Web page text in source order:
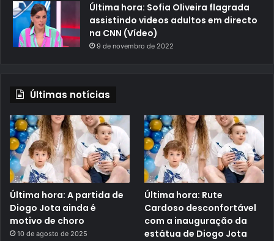
Última hora: Sofia Oliveira flagrada
assistindo videos adultos em directo
na CNN (Vídeo)
9 de novembro de 2022
Últimas notícias
Última hora: A partida de
Diogo Jota ainda é
motivo de choro
10 de agosto de 2025
Última hora: Rute
Cardoso desconfortável
com a inauguração da
estátua de Diogo Jota